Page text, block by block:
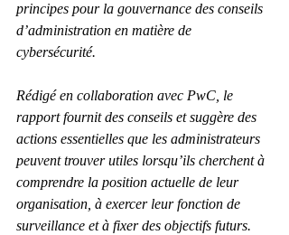
principes pour la gouvernance des conseils
d’administration en matière de
cybersécurité.
Rédigé en collaboration avec PwC, le
rapport fournit des conseils et suggère des
actions essentielles que les administrateurs
peuvent trouver utiles lorsqu’ils cherchent à
comprendre la position actuelle de leur
organisation, à exercer leur fonction de
surveillance et à fixer des objectifs futurs.